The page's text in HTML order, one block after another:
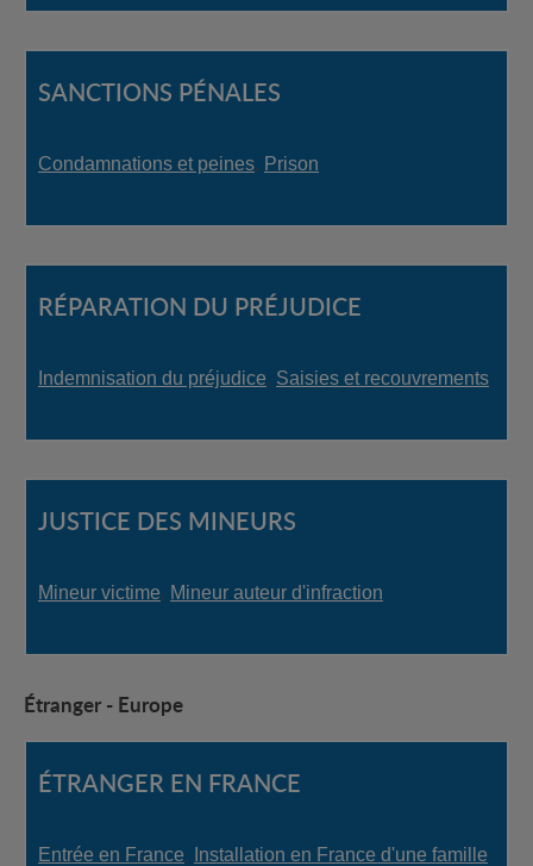
SANCTIONS PÉNALES
Condamnations et peines, Prison
RÉPARATION DU PRÉJUDICE
Indemnisation du préjudice, Saisies et recouvrements
JUSTICE DES MINEURS
Mineur victime, Mineur auteur d'infraction
Étranger - Europe
ÉTRANGER EN FRANCE
Entrée en France, Installation en France d'une famille